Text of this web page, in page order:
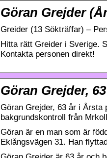
Göran Grejder
Greider (13 Sökträffar) –
Hitta rätt Greider i Sverige.
Kontakta personen direkt!
Göran Grejder,
Göran Grejder, 63 år i Årsta
bakgrundskontroll från Mrkoll
Göran är en man som är
Eklångsvägen 31. Han